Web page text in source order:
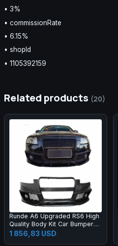
• 3%
• commissionRate
• 6.15%
• shopId
• 1105392159
Related products (20)
Runde A6 Upgraded RS6 High
Quality Body Kit Car Bumper
Grille Rear Lips Tail Throat Tail
Wing Manufacturer Direct
1 856,83 USD